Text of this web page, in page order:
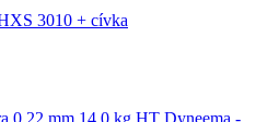
3010 + cívka